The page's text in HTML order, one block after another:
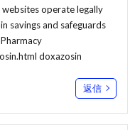
websites operate legally
savings and safeguards
doxazosin
返信